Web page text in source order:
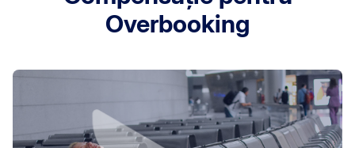
Overbooking